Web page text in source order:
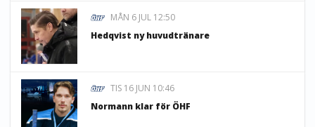
MÅN 6 JUL 12:50
Hedqvist ny huvudtränare
TIS 16 JUN 10:46
Normann klar för ÖHF